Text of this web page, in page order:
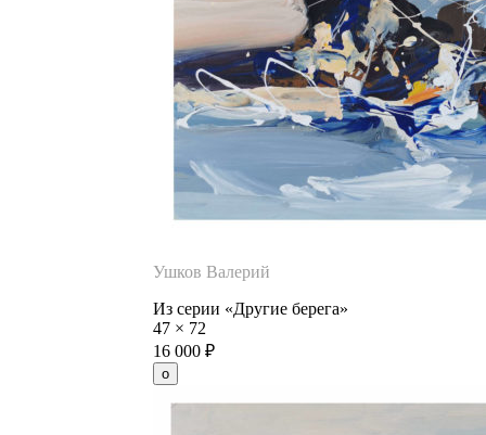
Ушков Валерий
Из серии «Другие берега»
47 × 72
16 000 ₽